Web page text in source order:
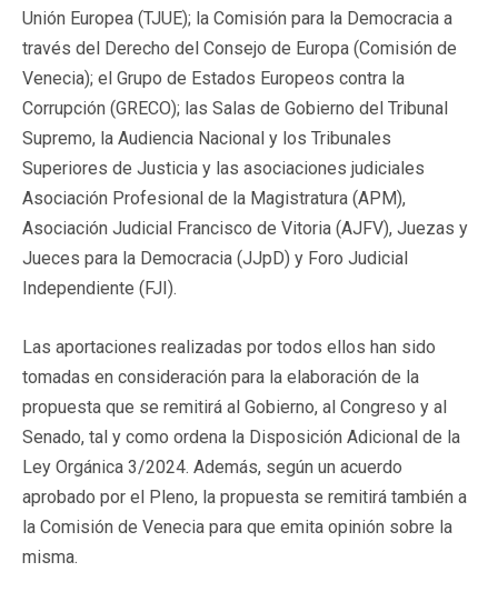
Unión Europea (TJUE); la Comisión para la Democracia a
través del Derecho del Consejo de Europa (Comisión de
Venecia); el Grupo de Estados Europeos contra la
Corrupción (GRECO); las Salas de Gobierno del Tribunal
Supremo, la Audiencia Nacional y los Tribunales
Superiores de Justicia y las asociaciones judiciales
Asociación Profesional de la Magistratura (APM),
Asociación Judicial Francisco de Vitoria (AJFV), Juezas y
Jueces para la Democracia (JJpD) y Foro Judicial
Independiente (FJI).
Las aportaciones realizadas por todos ellos han sido
tomadas en consideración para la elaboración de la
propuesta que se remitirá al Gobierno, al Congreso y al
Senado, tal y como ordena la Disposición Adicional de la
Ley Orgánica 3/2024. Además, según un acuerdo
aprobado por el Pleno, la propuesta se remitirá también a
la Comisión de Venecia para que emita opinión sobre la
misma.